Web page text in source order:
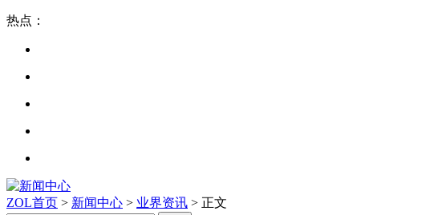
热点：
ZOL首页 > 新闻中心 > 业界资讯 > 正文